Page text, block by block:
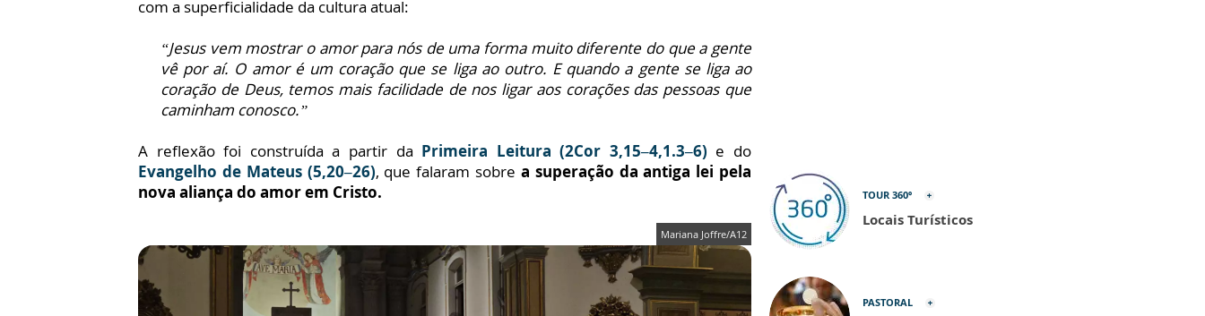
com a superficialidade da cultura atual:
“Jesus vem mostrar o amor para nós de uma forma muito diferente do que a gente
vê por aí. O amor é um coração que se liga ao outro. E quando a gente se liga ao
coração de Deus, temos mais facilidade de nos ligar aos corações das pessoas que
caminham conosco.”
A reflexão foi construída a partir da Primeira Leitura (2Cor 3,15–4,1.3–6) e do
Evangelho de Mateus (5,20–26), que falaram sobre a superação da antiga lei pela
nova aliança do amor em Cristo.
Mariana Joffre/A12
TOUR 360º
Locais Turísticos
PASTORAL